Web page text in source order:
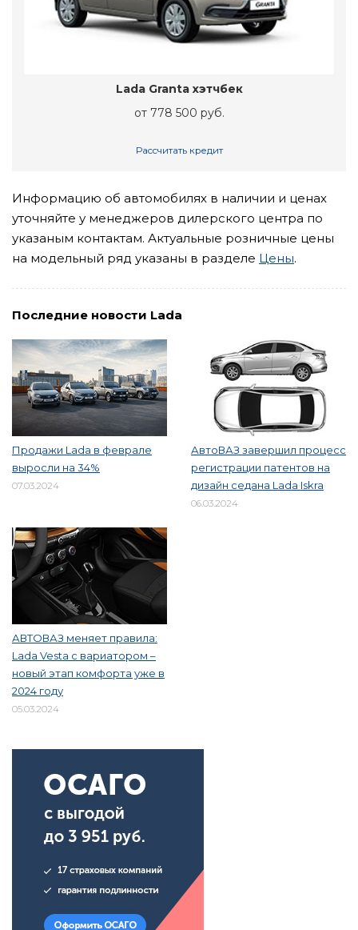
Lada Granta хэтчбек
от 778 500 руб.
Рассчитать кредит
Информацию об автомобилях в наличии и ценах
уточняйте у менеджеров дилерского центра по
указаным контактам. Актуальные розничные цены
на модельный ряд указаны в разделе Цены.
Последние новости Lada
Продажи Lada в феврале
выросли на 34%
07.03.2024
АвтоВАЗ завершил процесс
регистрации патентов на
дизайн седана Lada Iskra
06.03.2024
АВТОВАЗ меняет правила:
Lada Vesta с вариатором –
новый этап комфорта уже в
2024 году
05.03.2024